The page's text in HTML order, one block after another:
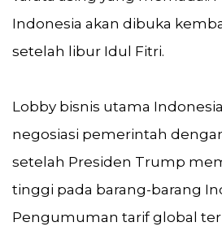
Indonesia akan dibuka
setelah libur Idul Fitri.
Lobby bisnis utama
negosiasi pemerintah
setelah Presiden Trump
tinggi pada barang-barang
Pengumuman tarif global